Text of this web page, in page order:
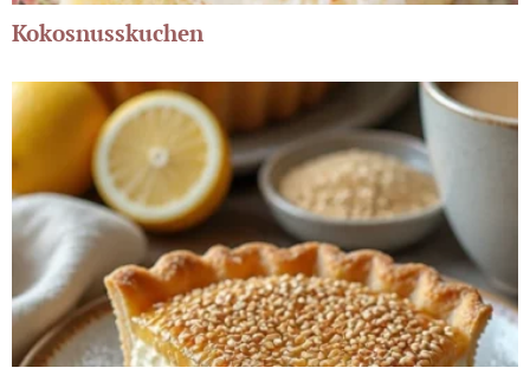
Kokosnusskuchen